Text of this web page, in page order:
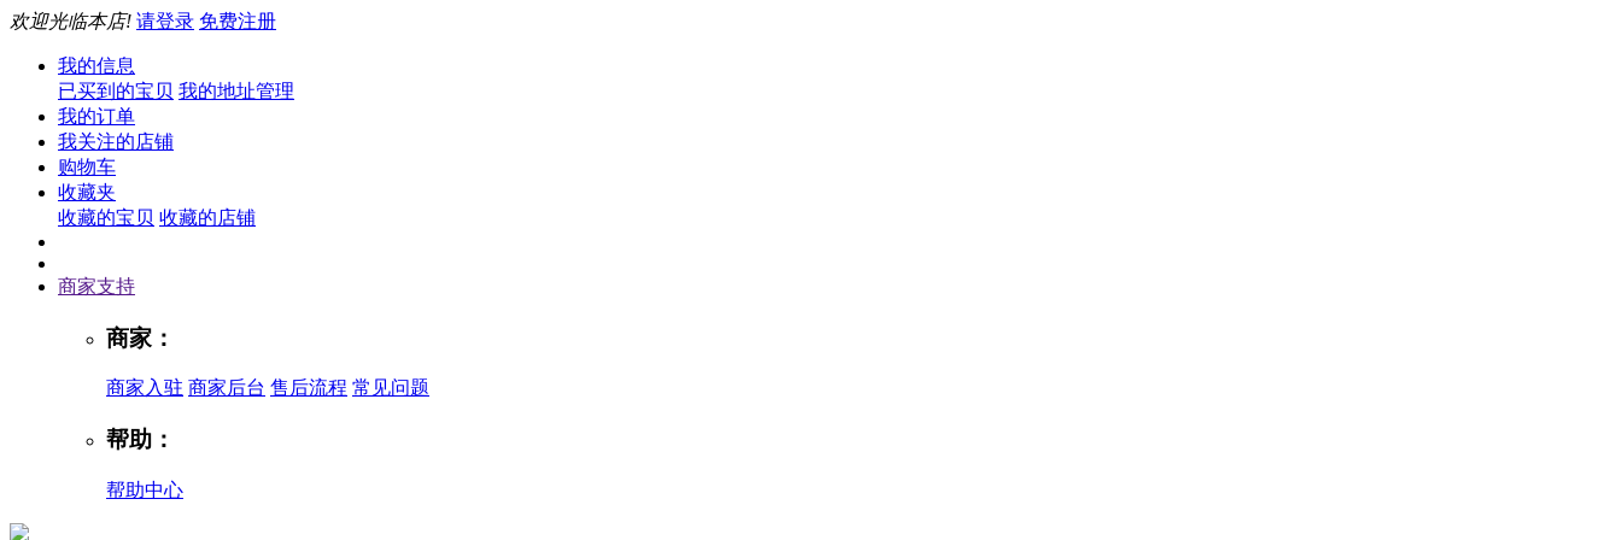
欢迎光临本店! 请登录 免费注册
我的信息
已买到的宝贝 我的地址管理
我的订单
我关注的店铺
购物车
收藏夹
收藏的宝贝 收藏的店铺
商家支持
商家：
商家入驻 商家后台 售后流程 常见问题
帮助：
帮助中心